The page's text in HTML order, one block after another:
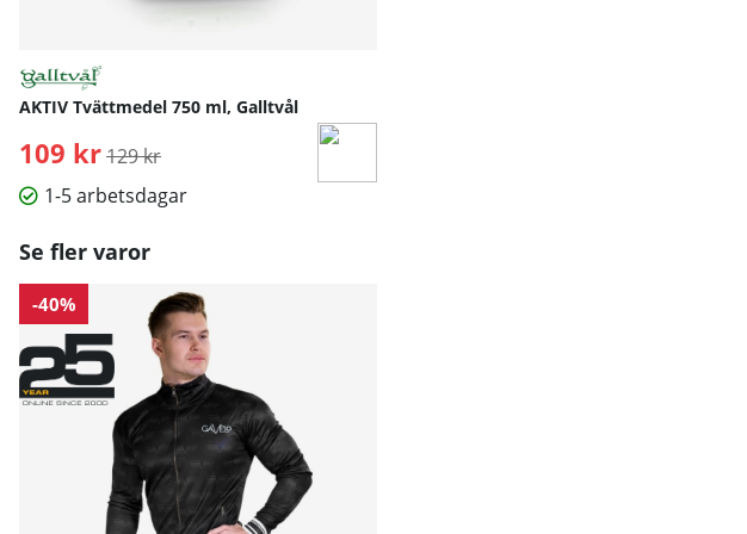
AKTIV Tvättmedel 750 ml, Galltvål
109 kr Ordinarie pris:
129 kr
1-5 arbetsdagar
Se fler varor
-40%